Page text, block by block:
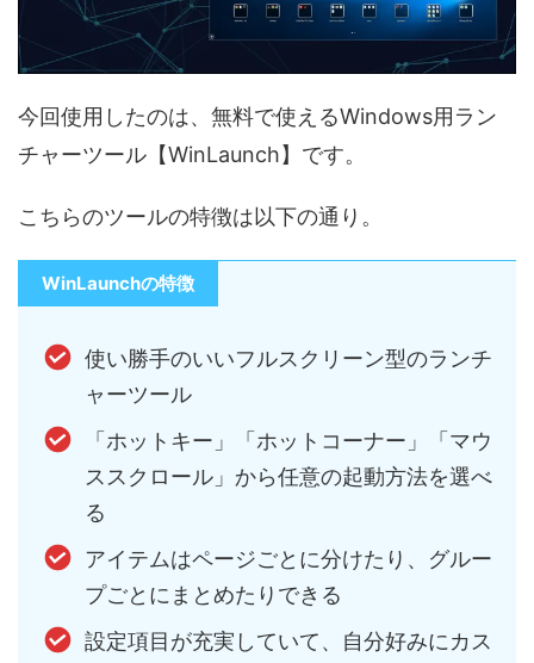
今回使用したのは、無料で使えるWindows用ラン
チャーツール【WinLaunch】です。
こちらのツールの特徴は以下の通り。
WinLaunchの特徴
使い勝手のいいフルスクリーン型のランチ
ャーツール
「ホットキー」「ホットコーナー」「マウ
ススクロール」から任意の起動方法を選べ
る
アイテムはページごとに分けたり、グルー
プごとにまとめたりできる
設定項目が充実していて、自分好みにカス